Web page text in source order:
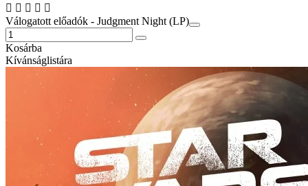
Válogatott előadók - Judgment Night (LP)
Kosárba
Kívánságlistára